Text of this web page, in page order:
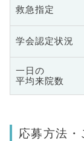
救急指定
学会認定状況
一日の
平均来院数
応募方法